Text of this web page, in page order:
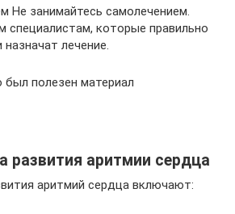
Не занимайтесь самолечением.
специалистам, которые правильно
лечение.
был полезен материал
развития аритмии сердца
аритмий сердца включают: